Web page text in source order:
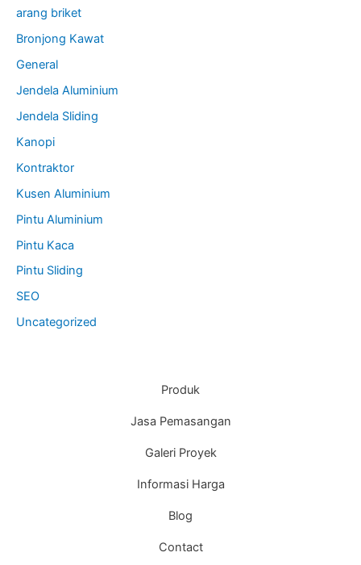
arang briket
Bronjong Kawat
General
Jendela Aluminium
Jendela Sliding
Kanopi
Kontraktor
Kusen Aluminium
Pintu Aluminium
Pintu Kaca
Pintu Sliding
SEO
Uncategorized
Produk
Jasa Pemasangan
Galeri Proyek
Informasi Harga
Blog
Contact